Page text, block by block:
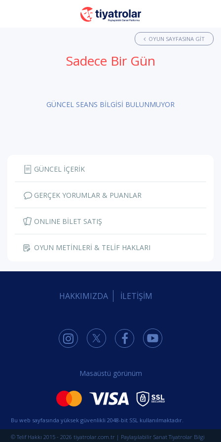
OYUN SAYFASINA GIT
Sadece Bir Gün
GÜNCEL SEANS BİLGİSİ BULUNMUYOR
GÜNCEL İÇERİK
GERÇEK YORUMLAR & PUANLAR
ONLINE BİLET SATIŞ
OYUN METİNLERİ & TELİF HAKLARI
HAKKIMIZDA İLETİŞİM
Masaüstü görünüm
Bu web sayfasında yüksek güvenlikli 2048-bit SSL kullanılmaktadır.
© Telif Hakkı 2015 - 2026 tiyatrolar.com.tr | Paylaşılabilir Sanat Tiyatrolar Bilgi